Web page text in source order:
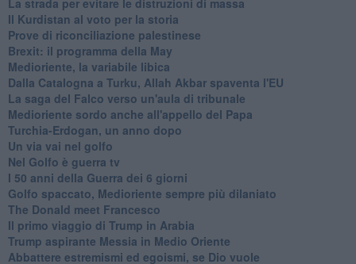
Il Kurdistan al voto per la storia
Prove di riconciliazione palestinese
Brexit: il programma della May
Medioriente, la variabile libica
Dalla Catalogna a Turku, Allah Akbar spaventa l'EU
La saga del Falco verso un'aula di tribunale
Medioriente sordo anche all'appello del Papa
Turchia-Erdogan, un anno dopo
Un via vai nel golfo
Nel Golfo è guerra tv
I 50 anni della Guerra dei 6 giorni
Golfo spaccato, Medioriente sempre più dilaniato
The Donald meet Francesco
Il primo viaggio di Trump in Arabia
Trump aspirante Messia in Medio Oriente
Abbattere estremismi ed egoismi, se Dio vuole